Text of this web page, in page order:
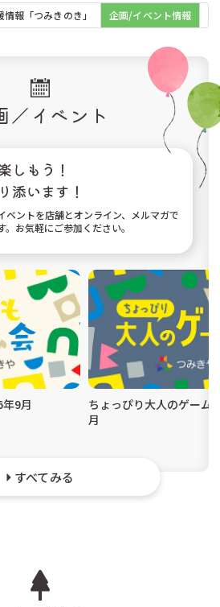
情報「つみきのき」 企画/イベント情報
／イベント
しもう！
添います！
ベントを店舗とオンライン、メルマガで
。お気軽にご参加ください。
9月
ちょっぴり大人のゲー
月
すべてみる